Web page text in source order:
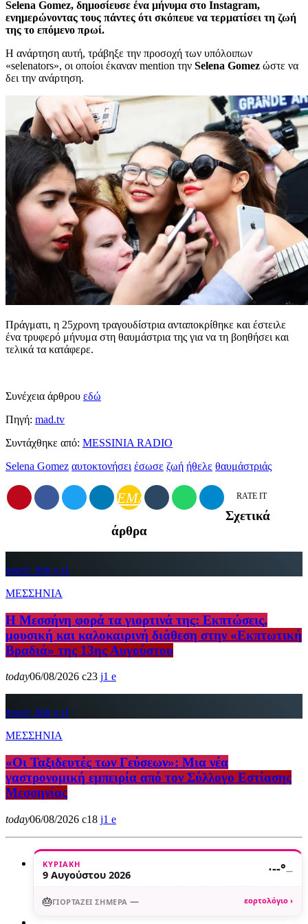
Selena Gomez, δημοσίευσε ένα μήνυμα στο Instagram,
ενημερώνοντας τους πάντες ότι σκόπευε να τερματίσει τη ζωή
της το επόμενο πρωί.
Η ανάρτηση αυτή, τράβηξε την προσοχή των υπόλοιπων
«selenators», οι οποίοι έκαναν mention την Selena Gomez ώστε να
δει την ανάρτηση.
Πράγματι, η 25χρονη τραγουδίστρια ανταποκρίθηκε και έστειλε
ένα τρυφερό μήνυμα στη θαυμάστρια της για να τη βοηθήσει και
τελικά τα κατάφερε.
Συνέχεια άρθρου εδώ
Πηγή: mad.tv
Συντάχθηκε από: MESSINIA RADIO
Selena Gomez αυτοκτονήσει έσωσε ζωή ήθελε θαυμάστριάς
EMAIL RATE IT
Σχετικά
άρθρα
insert_link
1
ΜΕΣΣΗΝΙΑ
Η Μεσσήνη φορά τα γιορτινά της: Εκπτώσεις,
μουσική και καλοκαιρινή διάθεση στην «Εκπτωτική
Βραδιά» της 13ης Αυγούστου
today06/08/2026 23 1
insert_link
1
ΜΕΣΣΗΝΙΑ
«Οι Ταξιδευτές των Γεύσεων»: Μια νέα
γαστρονομική εμπειρία από τον Σύλλογο Εστίασης
Μεσσηνίας
today06/08/2026 18 1
ΚΥΡΙΑΚΉ
9 Αυγούστου 2026 ·--°—
🎂ΓΙΟΡΤΆΖΕΙ ΣΉΜΕΡΑ — εορτολόγιο ›